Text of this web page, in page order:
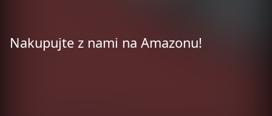
Nakupujte z nami na Amazonu!